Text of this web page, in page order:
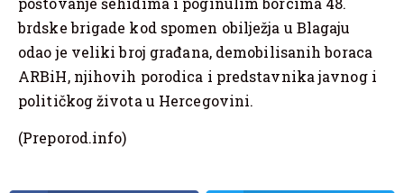
brdske brigade kod spomen obilježja u Blagaju
odao je veliki broj građana, demobilisanih boraca
ARBiH, njihovih porodica i predstavnika javnog i
političkog života u Hercegovini.
(Preporod.info)